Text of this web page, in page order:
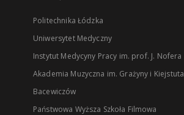
Politechnika Łódzka
Uniwersytet Medyczny
Instytut Medycyny Pracy im. prof. J. Nofera
Akademia Muzyczna im. Grażyny i Kiejstuta
Bacewiczów
Państwowa Wyższa Szkoła Filmowa